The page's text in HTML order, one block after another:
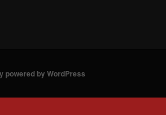
powered by WordPress